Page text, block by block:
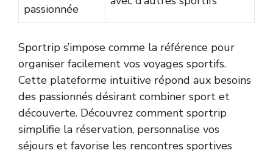
passionnée
Sportrip s’impose comme la référence pour
organiser facilement vos voyages sportifs.
Cette plateforme intuitive répond aux besoins
des passionnés désirant combiner sport et
découverte. Découvrez comment sportrip
simplifie la réservation, personnalise vos
séjours et favorise les rencontres sportives